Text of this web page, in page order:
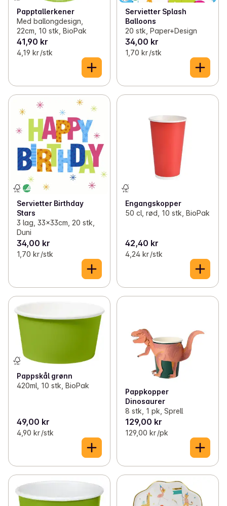
Papptallerkener
Med ballongdesign,
22cm, 10 stk, BioPak
41,90 kr
4,19 kr /stk
Servietter Splash
Balloons
20 stk, Paper+Design
34,00 kr
1,70 kr /stk
Servietter Birthday
Stars
3 lag, 33x33cm, 20 stk,
Duni
34,00 kr
1,70 kr /stk
Engangskopper
50 cl, rød, 10 stk, BioPak
42,40 kr
4,24 kr /stk
Pappskål grønn
420ml, 10 stk, BioPak
49,00 kr
4,90 kr /stk
Pappkopper
Dinosaurer
8 stk, 1 pk, Sprell
129,00 kr
129,00 kr /pk